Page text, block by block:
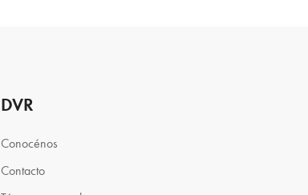
DVR
Conocénos
Contacto